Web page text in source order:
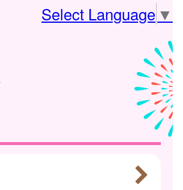
Select Language ▼